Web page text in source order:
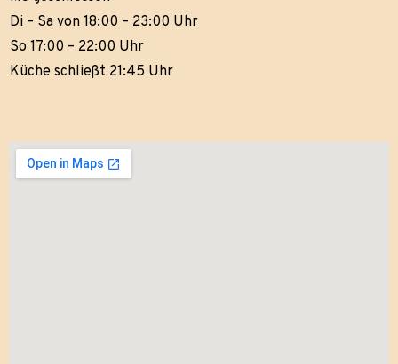
Di – Sa von 18:00 – 23:00 Uhr
So 17:00 – 22:00 Uhr
Küche schließt 21:45 Uhr